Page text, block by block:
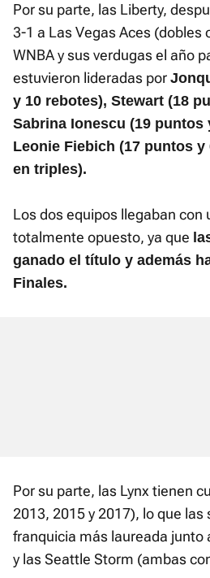
Por su parte, las Liberty,
3-1 a Las Vegas Aces (dobles
WNBA y sus verdugas el año
estuvieron lideradas por
y 10 rebotes), Stewart (18
Sabrina Ionescu (19 puntos
Leonie Fiebich (17 puntos
en triples).
Los dos equipos llegaban con
totalmente opuesto, ya que
ganado el título y además
Finales.
Por su parte, las Lynx tienen
2013, 2015 y 2017), lo que las
franquicia más laureada junto
y las Seattle Storm (ambas